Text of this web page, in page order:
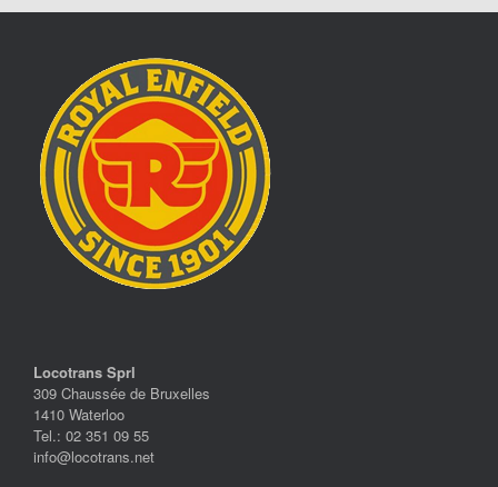
Locotrans Sprl
309 Chaussée de Bruxelles
1410 Waterloo
Tel.: 02 351 09 55
info@locotrans.net